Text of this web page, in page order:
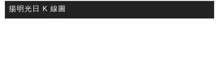
揚明光日 K 線圖